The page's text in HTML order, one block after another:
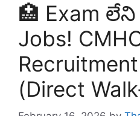
🏥 Exam
Jobs!
(Direct